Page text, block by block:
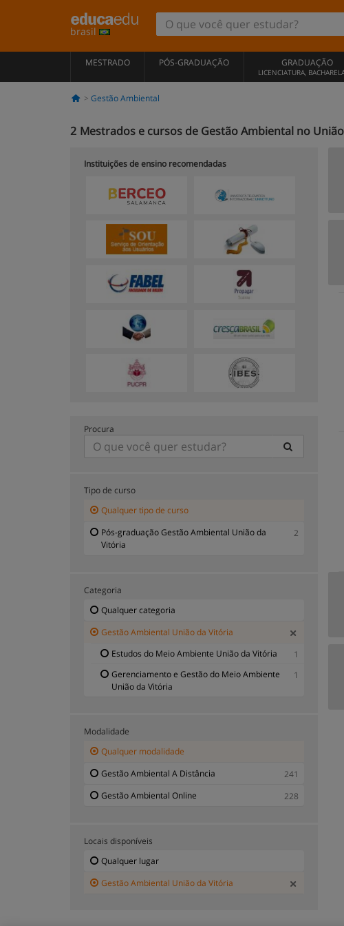
brasil
MESTRADO PÓS-GRADUAÇÃO GRADUAÇÃO
LICENCIATURA,
Gestão Ambiental
2 Mestrados e cursos de Gestão Ambiental no
Instituições de ensino recomendadas
Procura
Tipo de curso
Qualquer tipo de curso
Pós-graduação Gestão Ambiental União da
Vitória
2
Categoria
Qualquer categoria
Gestão Ambiental União da Vitória
Estudos do Meio Ambiente União da Vitória
1
Gerenciamento e Gestão do Meio Ambiente
União da Vitória
1
Modalidade
Qualquer modalidade
Gestão Ambiental A Distância
241
Gestão Ambiental Online
228
Locais disponíveis
Qualquer lugar
Gestão Ambiental União da Vitória